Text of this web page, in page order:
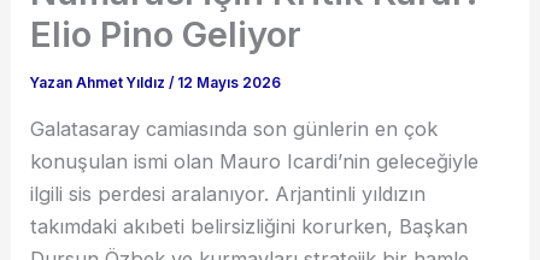
Elio Pino Geliyor
Yazan Ahmet Yıldız/ 12 Mayıs 2026
Galatasaray camiasında son günlerin en çok
konuşulan ismi olan Mauro Icardi’nin geleceğiyle
ilgili sis perdesi aralanıyor. Arjantinli yıldızın
takımdaki akıbeti belirsizliğini korurken, Başkan